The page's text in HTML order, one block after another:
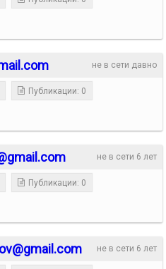
не в сети давно
Публикации: 0
не в сети 6 лет
Публикации: 0
не в сети 6 лет